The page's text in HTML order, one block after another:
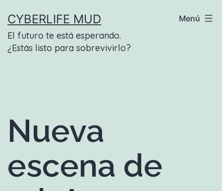
contenido
CYBERLIFE MUD
El futuro te está esperando.
¿Estás listo para sobrevivirlo?
Menú
Nueva
escena de